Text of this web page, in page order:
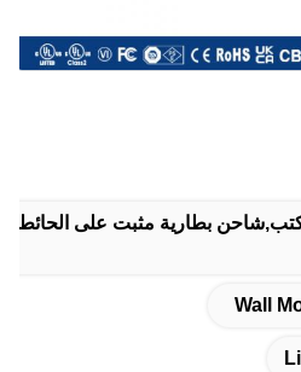
بطارية مثبت على
Wall